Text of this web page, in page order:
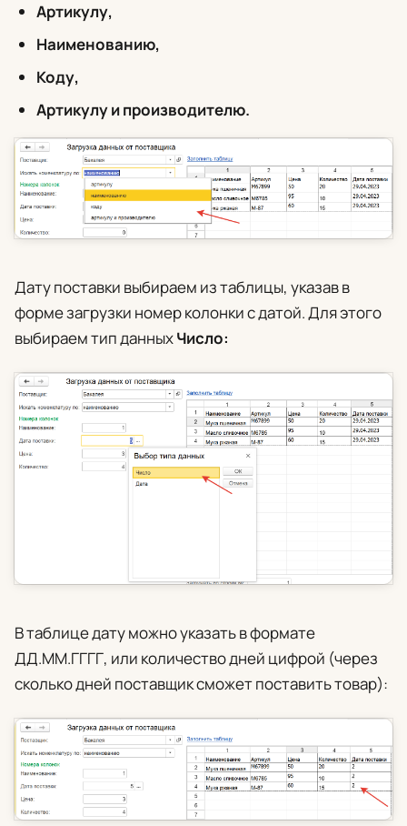
Артикулу,
Наименованию,
Коду,
Артикулу и производителю.
Дату поставки выбираем из таблицы, указав в
форме загрузки номер колонки с датой. Для этого
выбираем тип данныхЧисло:
В таблице дату можно указать в формате
ДД.ММ.ГГГГ, или количество дней цифрой (через
сколько дней поставщик сможет поставить товар):